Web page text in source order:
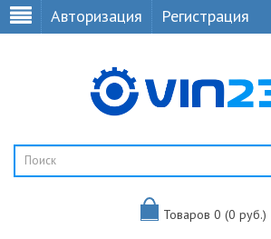
Авторизация Регистрация
Товаров 0 (0 руб.)